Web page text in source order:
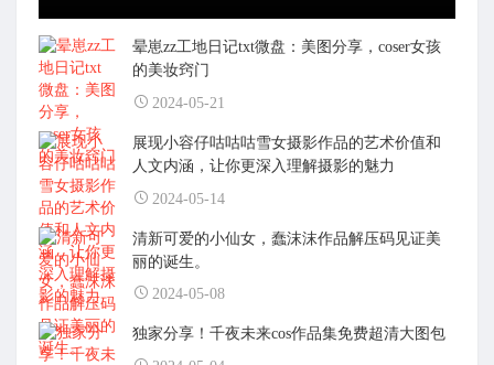
晕崽zz工地日记txt微盘：美图分享，coser女孩
的美妆窍门
2024-05-21
展现小容仔咕咕咕雪女摄影作品的艺术价值和
人文内涵，让你更深入理解摄影的魅力
2024-05-14
清新可爱的小仙女，蠢沫沫作品解压码见证美
丽的诞生。
2024-05-08
独家分享！千夜未来cos作品集免费超清大图包